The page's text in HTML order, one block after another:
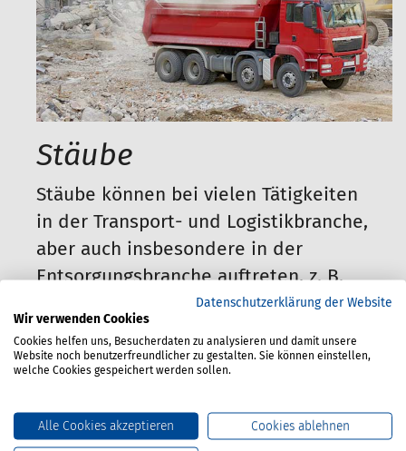
Stäube
Stäube können bei vielen Tätigkeiten
in der Transport- und Logistikbranche,
aber auch insbesondere in der
Entsorgungsbranche auftreten, z. B.
beim Transport und Umgang mit
pulverförmigen Produkten oder bei
Abbruch-, Sanierungs- und
Mehr Info
Datenschutzerklärung der Website
Wir verwenden Cookies
Cookies helfen uns, Besucherdaten zu analysieren und damit unsere
Website noch benutzerfreundlicher zu gestalten. Sie können einstellen,
welche Cookies gespeichert werden sollen.
Alle Cookies akzeptieren Cookies ablehnen